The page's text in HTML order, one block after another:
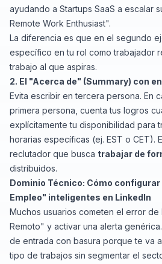
ayudando a Startups SaaS a escalar
Remote Work Enthusiast".
La diferencia es que en el segundo
específico en tu rol como trabajador
trabajo al que aspiras.
2. El "Acerca de" (Summary) con
Evita escribir en tercera persona. En
primera persona, cuenta tus logros
explícitamente tu disponibilidad para
horarias específicas (ej. EST o CET).
reclutador que busca trabajar de
distribuidos.
Dominio Técnico: Cómo
Empleo" inteligentes en LinkedIn
Muchos usuarios cometen el error
Remoto" y activar una alerta
de entrada con basura porque te va
tipo de trabajos sin segmentar el